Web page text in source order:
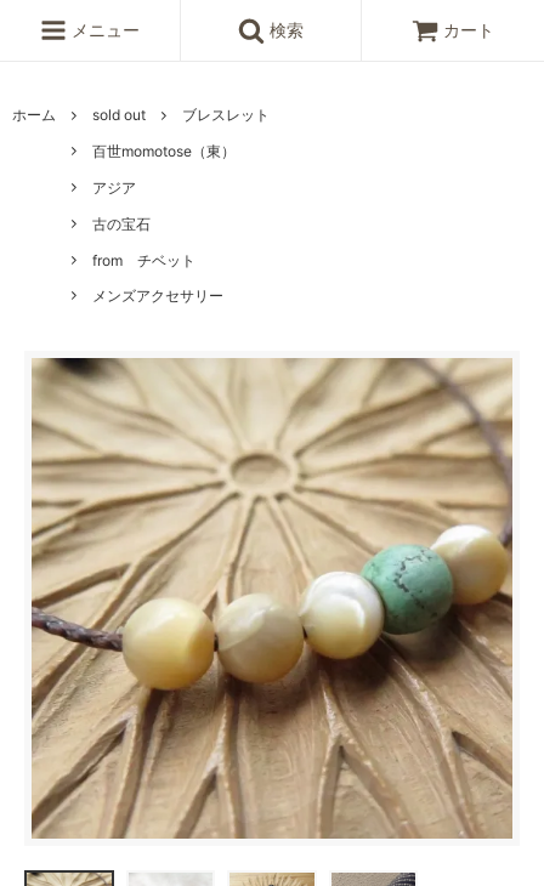
メニュー 検索 カート
ホーム sold out
ブレスレット
百世momotose（東）
アジア
古の宝石
from チベット
メンズアクセサリー